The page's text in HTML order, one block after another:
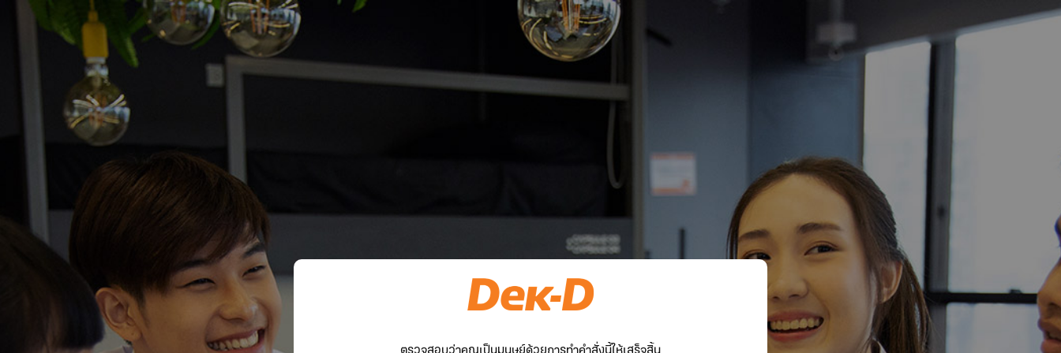
ตรวจสอบว่าคุณเป็นมนุษย์ด้วยการทำคำสั่งนี้ให้เสร็จสิ้น